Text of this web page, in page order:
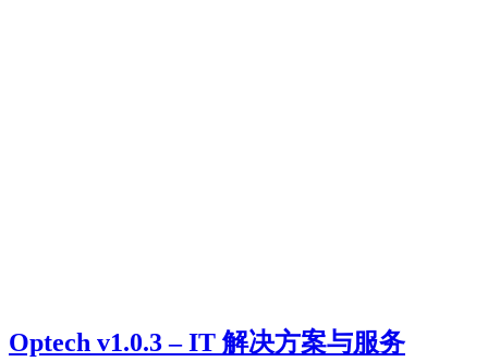
Optech v1.0.3 – IT 解决方案与服务